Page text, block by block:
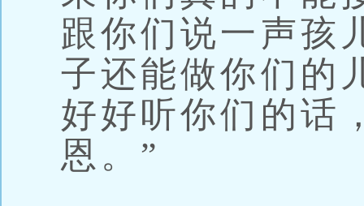
跟你们说一声孩
子还能做你们的
好好听你们的话
恩。”